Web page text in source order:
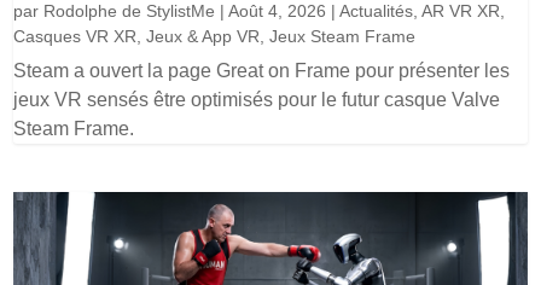
par Rodolphe de StylistMe |Août 4, 2026 |Actualités ,AR VR XR
Casques VR XR ,Jeux & App VR ,Jeux Steam Frame
Steam a ouvert la page Great on Frame pour présenter les
jeux VR sensés être optimisés pour le futur casque Valve
Steam Frame.